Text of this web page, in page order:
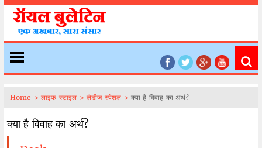
Home > लाइफ स्टाइल > लेडीज स्पेशल > क्या है विवाह का अर्थ?
क्या है विवाह का अर्थ?